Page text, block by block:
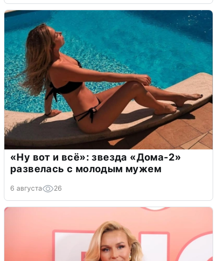
«Ну вот и всё»: звезда «Дома-2»
развелась с молодым мужем
6 августа 26